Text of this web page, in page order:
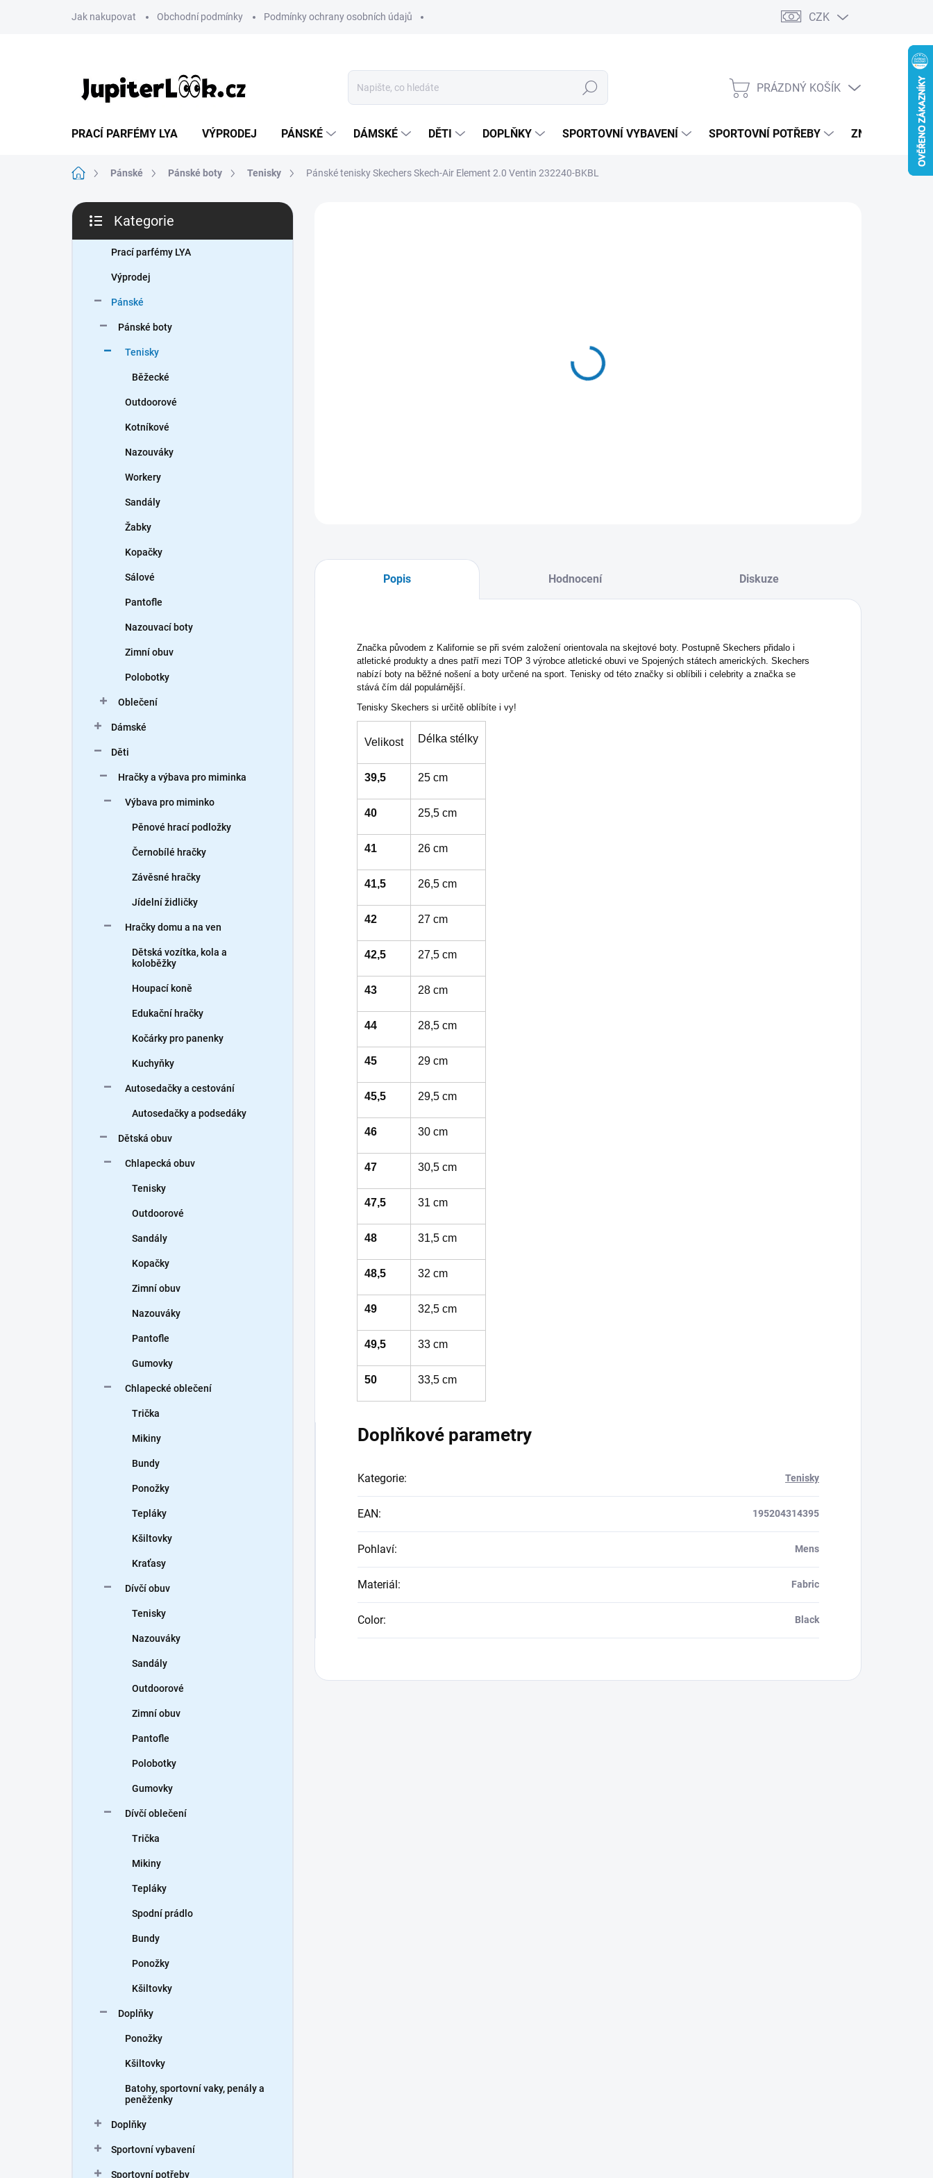
Jak nakupovat Obchodní podmínky Podmínky ochrany osobních údajů CZK
Hledat
NÁKUPNÍ
PRÁZDNÝ KOŠÍK
PRACÍ PARFÉMY LYA VÝPRODEJ PÁNSKÉ DÁMSKÉ DĚTI DOPLŇKY SPORTOVNÍ VYBAVENÍ SPORTOVNÍ POTŘEBY ZNAČKY
Domů Pánské Pánské boty Tenisky Pánské tenisky Skechers Skech-Air Element 2.0 Ventin 232240-BKBL
P
s
kategorie
Kategorie
Prací parfémy LYA
Výprodej
Pánské
Pánské boty
Tenisky
Běžecké
Outdoorové
Kotníkové
Nazouváky
Workery
Sandály
Žabky
Kopačky
Sálové
Pantofle
Nazouvací boty
Zimní obuv
Polobotky
Oblečení
Dámské
Děti
Hračky a výbava pro miminka
Výbava pro miminko
Pěnové hrací podložky
Černobílé hračky
Závěsné hračky
Jídelní židličky
Hračky domu a na ven
Dětská vozítka, kola a
koloběžky
Houpací koně
Edukační hračky
Kočárky pro panenky
Kuchyňky
Autosedačky a cestování
Autosedačky a podsedáky
Dětská obuv
Chlapecká obuv
Tenisky
Outdoorové
Sandály
Kopačky
Zimní obuv
Nazouváky
Pantofle
Gumovky
Chlapecké oblečení
Trička
Mikiny
Bundy
Ponožky
Tepláky
Kšiltovky
Kraťasy
Dívčí obuv
Tenisky
Nazouváky
Sandály
Outdoorové
Zimní obuv
Pantofle
Polobotky
Gumovky
Dívčí oblečení
Trička
Mikiny
Tepláky
Spodní prádlo
Bundy
Ponožky
Kšiltovky
Doplňky
Ponožky
Kšiltovky
Batohy, sportovní vaky, penály a
peněženky
Doplňky
Sportovní vybavení
Sportovní potřeby
17.8.2026
Popis Hodnocení Diskuze
Značka původem z Kalifornie se při svém založení orientovala na skejtové boty. Postupně Skechers přidalo i
atletické produkty a dnes patří mezi TOP 3 výrobce atletické obuvi ve Spojených státech amerických. Skechers
nabízí boty na běžné nošení a boty určené na sport. Tenisky od této značky si oblíbili i celebrity a značka se
stává čím dál populárnější.
Tenisky Skechers si určitě oblíbíte i vy!
Velikost Délka stélky
39,5 25 cm
40 25,5 cm
41 26 cm
41,5 26,5 cm
42 27 cm
42,5 27,5 cm
43 28 cm
44 28,5 cm
45 29 cm
45,5 29,5 cm
46 30 cm
47 30,5 cm
47,5 31 cm
48 31,5 cm
48,5 32 cm
49 32,5 cm
49,5 33 cm
50 33,5 cm
Doplňkové parametry
Kategorie: Tenisky
EAN: 195204314395
Pohlaví: Mens
Materiál: Fabric
Color: Black